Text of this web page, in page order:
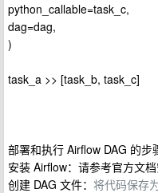
python_callable=task_c,
dag=dag,
)
task_a >> [task_b, task_c]
部署和执行 Airflow DAG 的步
安装 Airflow：请参考官方文档
创建 DAG 文件： 将代码保存